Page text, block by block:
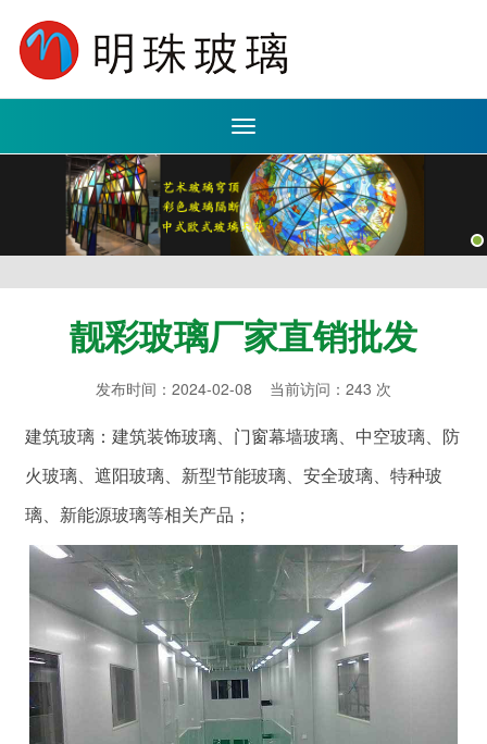
Toggle
navigation
靓彩玻璃厂家直销批发
发布时间：2024-02-08 当前访问：243 次
建筑玻璃：建筑装饰玻璃、门窗幕墙玻璃、中空玻璃、防
火玻璃、遮阳玻璃、新型节能玻璃、安全玻璃、特种玻
璃、新能源玻璃等相关产品；